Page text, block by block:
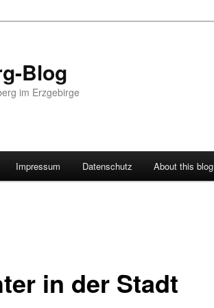
Blog
im Erzgebirge
Impressum Datenschutz About this blog
in der Stadt